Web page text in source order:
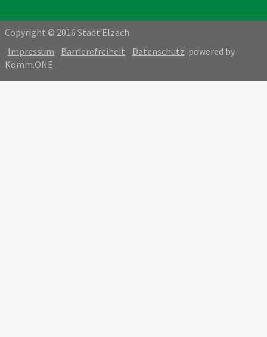
Copyright © 2016 Stadt Elzach
Impressum
Barrierefreiheit Datenschutz powered by
Komm.ONE